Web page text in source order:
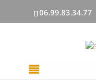
06.99.83.34.77
Accueil